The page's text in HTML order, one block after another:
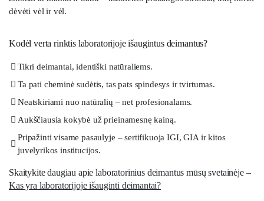
dėvėti vėl ir vėl.
Kodėl verta rinktis laboratorijoje išaugintus deimantus?
Tikri deimantai, identiški natūraliems.
Ta pati cheminė sudėtis, tas pats spindesys ir tvirtumas.
Neatskiriami nuo natūralių – net profesionalams.
Aukščiausia kokybė už prieinamesnę kainą.
Pripažinti visame pasaulyje – sertifikuoja IGI, GIA ir kitos
juvelyrikos institucijos.
Skaitykite daugiau apie laboratorinius deimantus mūsų svetainėje –
Kas yra laboratorijoje išauginti deimantai?